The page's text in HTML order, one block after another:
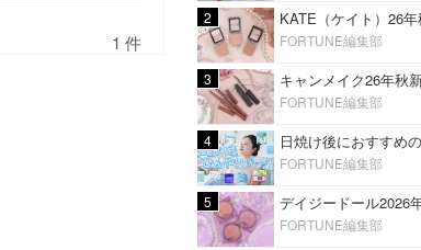
1 件
2
FORTUNE編集部
3
FORTUNE編集部
4
FORTUNE編集部
5
FORTUNE編集部